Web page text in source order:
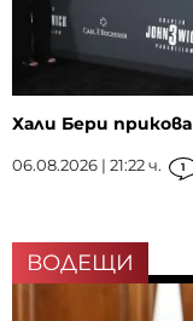
Хали Бери
06.08.2026 | 21:22 ч. 1
ВОДЕЩИ